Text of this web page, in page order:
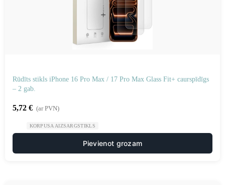
Rūdīts stikls iPhone 16 Pro Max / 17 Pro Max Glass Fit+ caurspīdīgs
– 2 gab.
5,72 € (ar PVN)
KORPUSA AIZSARGSTIKLS
Pievienot grozam